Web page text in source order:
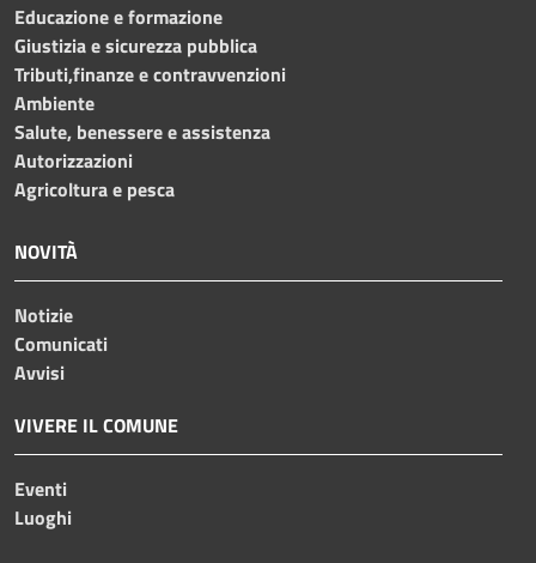
Educazione e formazione
Giustizia e sicurezza pubblica
Tributi,finanze e contravvenzioni
Ambiente
Salute, benessere e assistenza
Autorizzazioni
Agricoltura e pesca
NOVITÀ
Notizie
Comunicati
Avvisi
VIVERE IL COMUNE
Eventi
Luoghi